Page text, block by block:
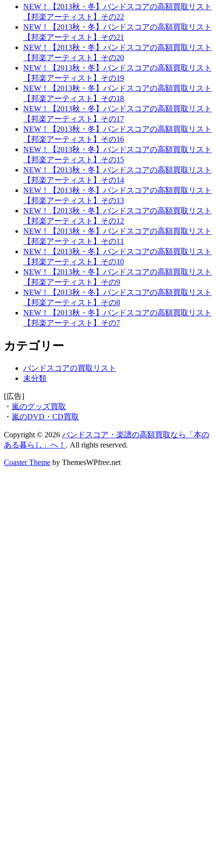
NEW！【2013秋・冬】バンドスコアの高額買取リスト
【邦楽アーティスト】その22
NEW！【2013秋・冬】バンドスコアの高額買取リスト
【邦楽アーティスト】その21
NEW！【2013秋・冬】バンドスコアの高額買取リスト
【邦楽アーティスト】その20
NEW！【2013秋・冬】バンドスコアの高額買取リスト
【邦楽アーティスト】その19
NEW！【2013秋・冬】バンドスコアの高額買取リスト
【邦楽アーティスト】その18
NEW！【2013秋・冬】バンドスコアの高額買取リスト
【邦楽アーティスト】その17
NEW！【2013秋・冬】バンドスコアの高額買取リスト
【邦楽アーティスト】その16
NEW！【2013秋・冬】バンドスコアの高額買取リスト
【邦楽アーティスト】その15
NEW！【2013秋・冬】バンドスコアの高額買取リスト
【邦楽アーティスト】その14
NEW！【2013秋・冬】バンドスコアの高額買取リスト
【邦楽アーティスト】その13
NEW！【2013秋・冬】バンドスコアの高額買取リスト
【邦楽アーティスト】その12
NEW！【2013秋・冬】バンドスコアの高額買取リスト
【邦楽アーティスト】その11
NEW！【2013秋・冬】バンドスコアの高額買取リスト
【邦楽アーティスト】その10
NEW！【2013秋・冬】バンドスコアの高額買取リスト
【邦楽アーティスト】その9
NEW！【2013秋・冬】バンドスコアの高額買取リスト
【邦楽アーティスト】その8
NEW！【2013秋・冬】バンドスコアの高額買取リスト
【邦楽アーティスト】その7
カテゴリー
バンドスコアの買取リスト
未分類
[広告]
・ 嵐のグッズ買取
・ 嵐のDVD・CD買取
Copyright © 2026 バンドスコア・楽譜の高額買取なら「本の
ある暮らし」へ！ . All rights reserved.
Coaster Theme by ThemesWPfree.net